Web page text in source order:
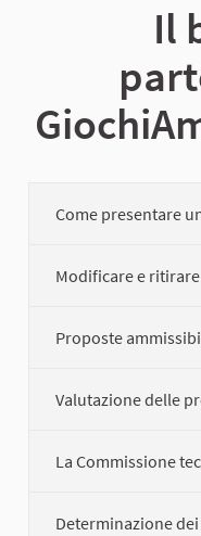
Il
Come presentare
Modificare e
Proposte
Valutazione delle
La Commissione
Determinazione